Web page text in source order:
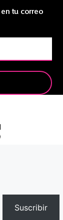
en tu correo
Suscribir